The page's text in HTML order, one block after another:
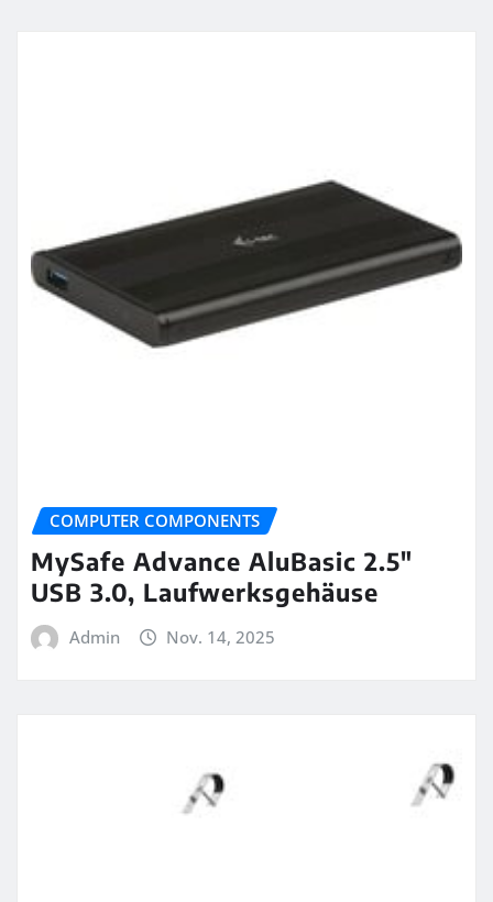
COMPUTER COMPONENTS
MySafe Advance AluBasic 2.5″
USB 3.0, Laufwerksgehäuse
Admin Nov. 14, 2025